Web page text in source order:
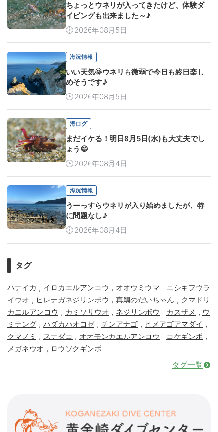
ちょっとウネリが入ってきたけど、体験ダ
イビングも出来ました～♪
2026年08月5日
海況情報
いい天気🌞ウネリも微弱で今日も終日楽し
めそうです♪
2026年08月5日
海ログ
まだイケる！明日8月5日(水)も大丈夫でし
ょう😄
2026年08月4日
海況情報
うーっすらウネリが入り始めましたが、特
に問題なし♪
2026年08月4日
タグ
ハナイカ , イロカエルアンコウ , オオウミウマ , ニシキフウラ
イウオ , ヒレナガネジリンボウ , 真鯛のだいちゃん , クマドリ
カエルアンコウ , カミソリウオ , ネジリンボウ , カスザメ , ウ
ミテング , ハダカハオコゼ, チンアナゴ , ヒメアゴアマダイ ,
クマノミ , スナダコ , オオモンカエルアンコウ , コケギンポ ,
メガネウオ , ロウソクギンポ
タグ一覧